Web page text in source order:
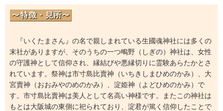
『いくたまさん』の名で親しまれている生國魂神社には多くの
末社がありますが、そのうちの一つ鴫野（しぎの）神社は、女性
の守護神として信仰され、縁結びや悪縁切りに霊験あらたかとさ
れています。祭神は市寸島比賣神（いちきしまひめのかみ）、大
宮賣神（おおみやのめのかみ）、淀姫神（よどひめのかみ）で
す。市寸島比賣神は美人として名高い神様です。またこの神社は
もとは大阪城の東側に祀られており、淀君が篤く信仰したことで